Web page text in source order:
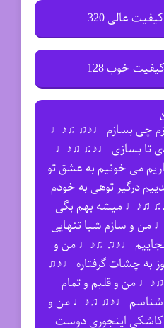
عالی 320
خوب 128
چی بسازم ♩♪♫ ♫♪♩
تا بسازی ♩♪♫ ♫♪♩
می خونیم به عشق تو
درگیر توهی به خودم
♫♪♩ میشه بهم بگی
و سازم شبا تنهایی
♩♪♫ ♫♪♩ من و
به چشات گرفتاره ♩♪♫
من و قلبم و تمام
شناسم ♩♪♫ ♫♪♩ من و
اینجوری دوست